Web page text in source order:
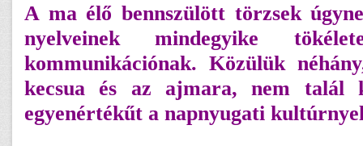
A ma élő bennszülött törzsek
nyelveinek mindegyike
kommunikációnak. Közülük
kecsua és az ajmara, nem talál
egyenértékűt a napnyugati